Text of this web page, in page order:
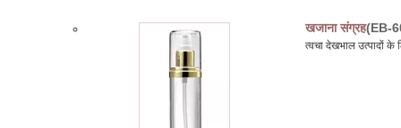
खजाना संग्रह(EB-
त्वचा देखभाल उत्पादों के